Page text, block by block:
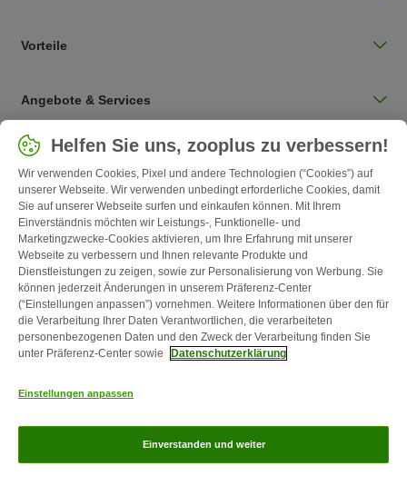
Vorteile
Angebote & Services
Land auswählen
Deutschland / DE
Follow zooplus
Kontakt Versandkosten & Lieferzeit
Zahlungsarten
Über uns Partnerprogramme Karriere
Corporate
Helfen Sie uns, zooplus zu verbessern!
Wir verwenden Cookies, Pixel und andere Technologien (“Cookies”) auf
unserer Webseite. Wir verwenden unbedingt erforderliche Cookies, damit
Sie auf unserer Webseite surfen und einkaufen können. Mit Ihrem
Einverständnis möchten wir Leistungs-, Funktionelle- und
Marketingzwecke-Cookies aktivieren, um Ihre Erfahrung mit unserer
Webseite zu verbessern und Ihnen relevante Produkte und
Dienstleistungen zu zeigen, sowie zur Personalisierung von Werbung. Sie
können jederzeit Änderungen in unserem Präferenz-Center
(“Einstellungen anpassen”) vornehmen. Weitere Informationen über den für
die Verarbeitung Ihrer Daten Verantwortlichen, die verarbeiteten
personenbezogenen Daten und den Zweck der Verarbeitung finden Sie
unter Präferenz-Center sowie
Datenschutzerklärung
Einstellungen anpassen
Einverstanden und weiter